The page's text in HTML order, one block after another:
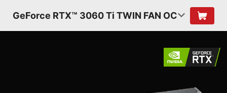
GeForce RTX™ 3060 Ti TWIN FAN OC